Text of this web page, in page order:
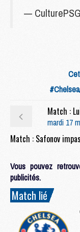
—
mardi 17
Vous pouvez
publicités.
Match lié